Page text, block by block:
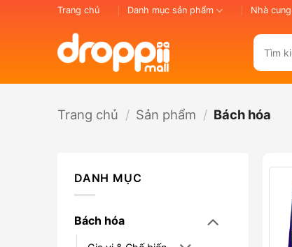
Trang chủ Danh mục sản phẩm Nhà
kiếm:
Trang chủ / Sản phẩm / Bách hóa
DANH MỤC
Bách hóa